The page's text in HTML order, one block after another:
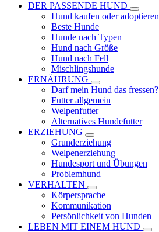
DER PASSENDE HUND
Hund kaufen oder adoptieren
Beste Hunde
Hunde nach Typen
Hund nach Größe
Hund nach Fell
Mischlingshunde
ERNÄHRUNG
Darf mein Hund das fressen?
Futter allgemein
Welpenfutter
Alternatives Hundefutter
ERZIEHUNG
Grunderziehung
Welpenerziehung
Hundesport und Übungen
Problemhund
VERHALTEN
Körpersprache
Kommunikation
Persönlichkeit von Hunden
LEBEN MIT EINEM HUND